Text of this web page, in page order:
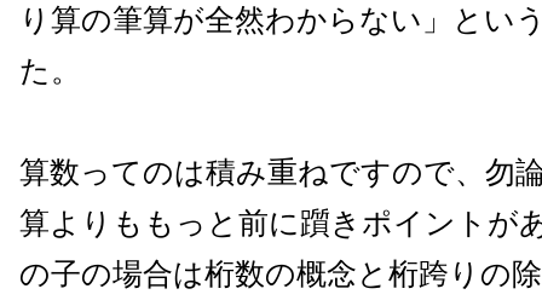
り算の筆算が全然わからない」とい
た。
算数ってのは積み重ねですので、勿
算よりももっと前に躓きポイントが
の子の場合は桁数の概念と桁跨りの